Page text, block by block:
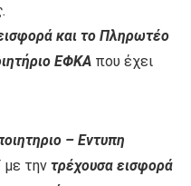
και το Πληρωτέο
ΕΦΚΑ που έχει
– Εντυπη
με την τρέχουσα εισφορά